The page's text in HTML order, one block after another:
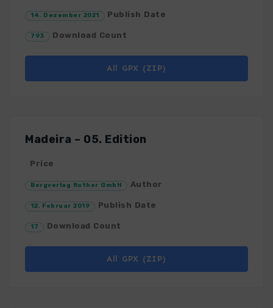
14. Dezember 2021 Publish Date
793 Download Count
All GPX (ZIP)
Madeira – 05. Edition
Price
Bergverlag Rother GmbH Author
12. Februar 2019 Publish Date
17 Download Count
All GPX (ZIP)